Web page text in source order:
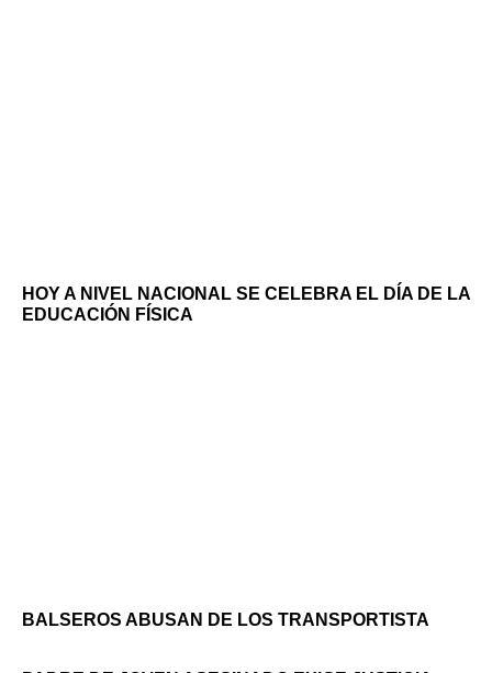
HOY A NIVEL NACIONAL SE CELEBRA EL DÍA DE LA
EDUCACIÓN FÍSICA
BALSEROS ABUSAN DE LOS TRANSPORTISTA